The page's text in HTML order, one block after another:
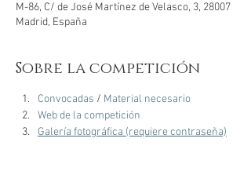
M-86, C/ de José Martínez de Velasco, 3, 28007
Madrid, España
Sobre la competición
Convocadas / Material necesario
Web de la competición
Galería fotográfica (requiere contraseña)